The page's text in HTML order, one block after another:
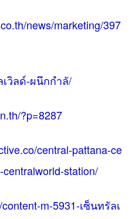
news/marketing/397
เวิลด์-ผนึกกำลั/
?p=8287
central-pattana-ce
station/
m-5931-เซ็นทรัลเ